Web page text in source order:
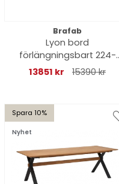
Brafab
Lyon bord
förlängningsbart 224-
324x92 H76 cm - light
13851 kr 15390 kr
Spara 10%
Nyhet